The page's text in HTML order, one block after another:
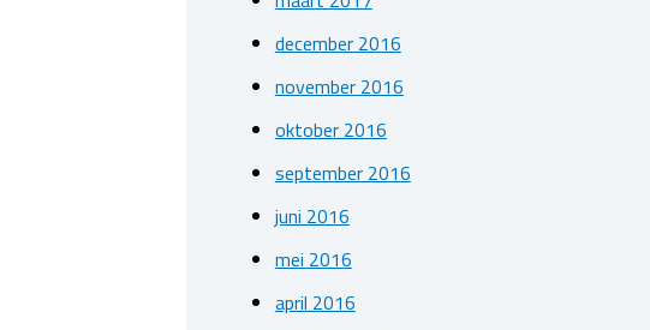
december 2016
november 2016
oktober 2016
september 2016
juni 2016
mei 2016
april 2016